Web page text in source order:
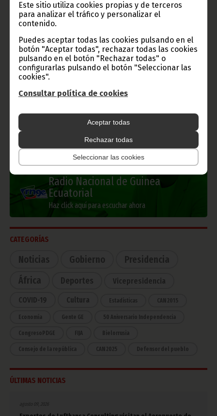
Este sitio utiliza cookies propias y de terceros
para analizar el tráfico y personalizar el
contenido.
Puedes aceptar todas las cookies pulsando en el
botón "Aceptar todas", rechazar todas las cookies
pulsando en el botón "Rechazar todas" o
configurarlas pulsando el botón "Seleccionar las
cookies".
Consultar política de cookies
Aceptar todas
Rechazar todas
Seleccionar las cookies
Gobierno e Instituciones
Radio Nacional de Guinea
Ecuatorial
Haz click aquí para escuchar ahora
CATEGORÍAS
Noticias Gobierno
Presidencia
África
Deportes Vicepresidencia
COVID-19 Cultura Estadísticas CAN 2015
Economía Gente GE 50 Aniversario Independencia
CongresoPDGE FIJA Bielorrusia
Consejo de la república CAN 2025 Defensor del pueblo
ÚLTIMAS NOTICIAS
agosto 09, 2026